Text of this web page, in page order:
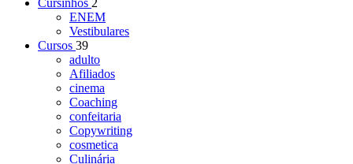
Cursinhos 2
ENEM
Vestibulares
Cursos 39
adulto
Afiliados
cinema
Coaching
confeitaria
Copywriting
cosmetica
Culinária